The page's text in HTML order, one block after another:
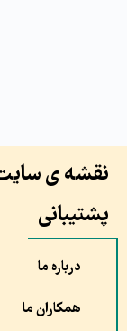
نقشه ی
پشتیبانی
درباره ما
همکاران ما